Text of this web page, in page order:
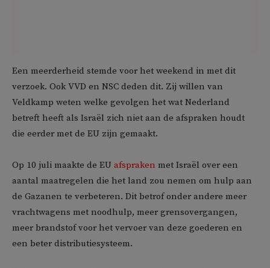
Een meerderheid stemde voor het weekend in met dit
verzoek. Ook VVD en NSC deden dit. Zij willen van
Veldkamp weten welke gevolgen het wat Nederland
betreft heeft als Israël zich niet aan de afspraken houdt
die eerder met de EU zijn gemaakt.
Op 10 juli maakte de EU afspraken met Israël over een
aantal maatregelen die het land zou nemen om hulp aan
de Gazanen te verbeteren. Dit betrof onder andere meer
vrachtwagens met noodhulp, meer grensovergangen,
meer brandstof voor het vervoer van deze goederen en
een beter distributiesysteem.